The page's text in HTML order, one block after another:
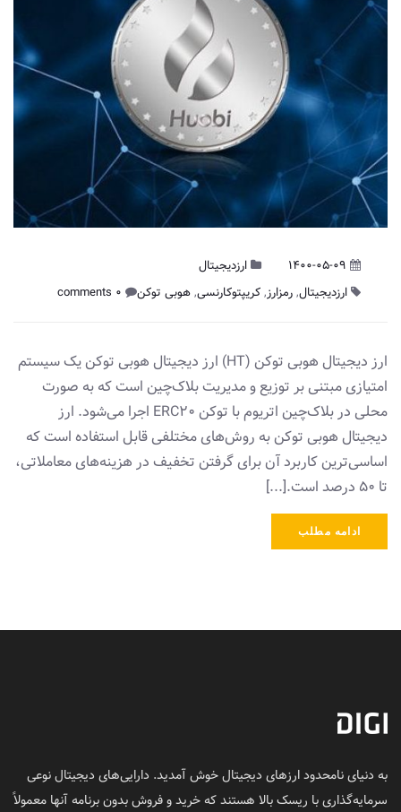
1400-05-09
ارزدیجیتال
ارزدیجیتال,رمزارز,کریپتوکارنسی,هوبی توکن 0 comments
ارز دیجیتال هوبی توکن (HT) ارز دیجیتال هوبی توکن یک سیستم
امتیازی مبتنی بر توزیع و مدیریت بلاک‌چین است که به صورت
محلی در بلاک‌چین اتریوم با توکن ERC20 اجرا می‌شود. ارز
دیجیتال هوبی توکن به روش‌های مختلفی قابل استفاده است که
اساسی‌ترین کاربرد آن برای گرفتن تخفیف در هزینه‌های معاملاتی،
تا 50 درصد است.[...]
ادامه مطلب
به دنیای نامحدود ارزهای دیجیتال خوش آمدید. دارایی‌های دیجیتال نوعی
سرمایه‌گذاری با ریسک بالا هستند که خرید و فروش بدون برنامه آنها معمولاً